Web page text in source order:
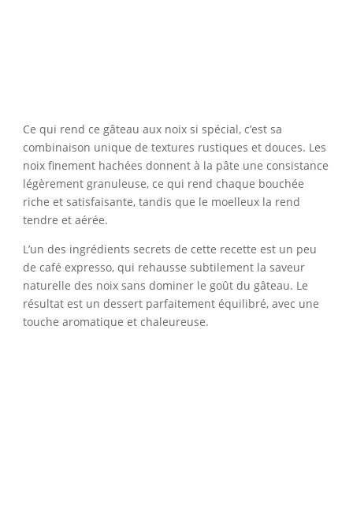
Ce qui rend ce gâteau aux noix si spécial, c’est sa
combinaison unique de textures rustiques et douces. Les
noix finement hachées donnent à la pâte une consistance
légèrement granuleuse, ce qui rend chaque bouchée
riche et satisfaisante, tandis que le moelleux la rend
tendre et aérée.
L’un des ingrédients secrets de cette recette est un peu
de café expresso, qui rehausse subtilement la saveur
naturelle des noix sans dominer le goût du gâteau. Le
résultat est un dessert parfaitement équilibré, avec une
touche aromatique et chaleureuse.